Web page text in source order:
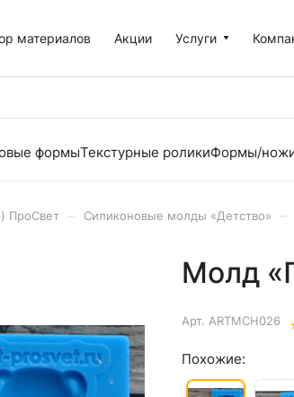
материалов Акции Услуги
формыТекстурные роликиФормы/ножи
ПроСвет Силиконовые молды «Детство»
Молд
Арт. ARTMCH026
Похожие: